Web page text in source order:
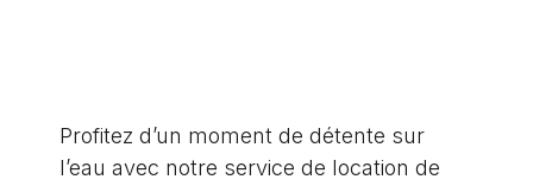
Profitez d’un moment de détente sur
l’eau avec notre service de location de